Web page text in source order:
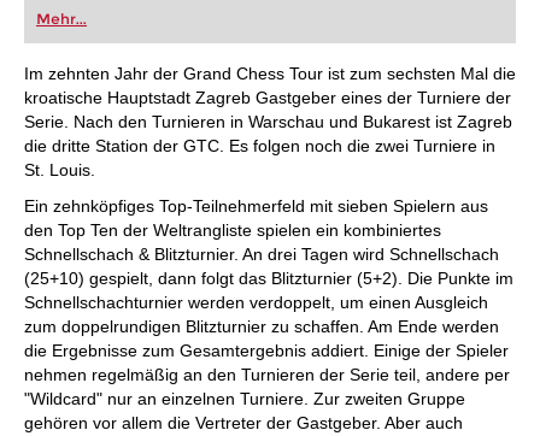
oder bereits auf Turnierniveau spielen: Mit
FRITZ trainieren Sie effizienter, intelligenter und
individueller als je zuvor.
Mehr...
Im zehnten Jahr der Grand Chess Tour ist zum sechsten Mal die
kroatische Hauptstadt Zagreb Gastgeber eines der Turniere der
Serie. Nach den Turnieren in Warschau und Bukarest ist Zagreb
die dritte Station der GTC. Es folgen noch die zwei Turniere in
St. Louis.
Ein zehnköpfiges Top-Teilnehmerfeld mit sieben Spielern aus
den Top Ten der Weltrangliste spielen ein kombiniertes
Schnellschach & Blitzturnier. An drei Tagen wird Schnellschach
(25+10) gespielt, dann folgt das Blitzturnier (5+2). Die Punkte im
Schnellschachturnier werden verdoppelt, um einen Ausgleich
zum doppelrundigen Blitzturnier zu schaffen. Am Ende werden
die Ergebnisse zum Gesamtergebnis addiert. Einige der Spieler
nehmen regelmäßig an den Turnieren der Serie teil, andere per
"Wildcard" nur an einzelnen Turniere. Zur zweiten Gruppe
gehören vor allem die Vertreter der Gastgeber. Aber auch